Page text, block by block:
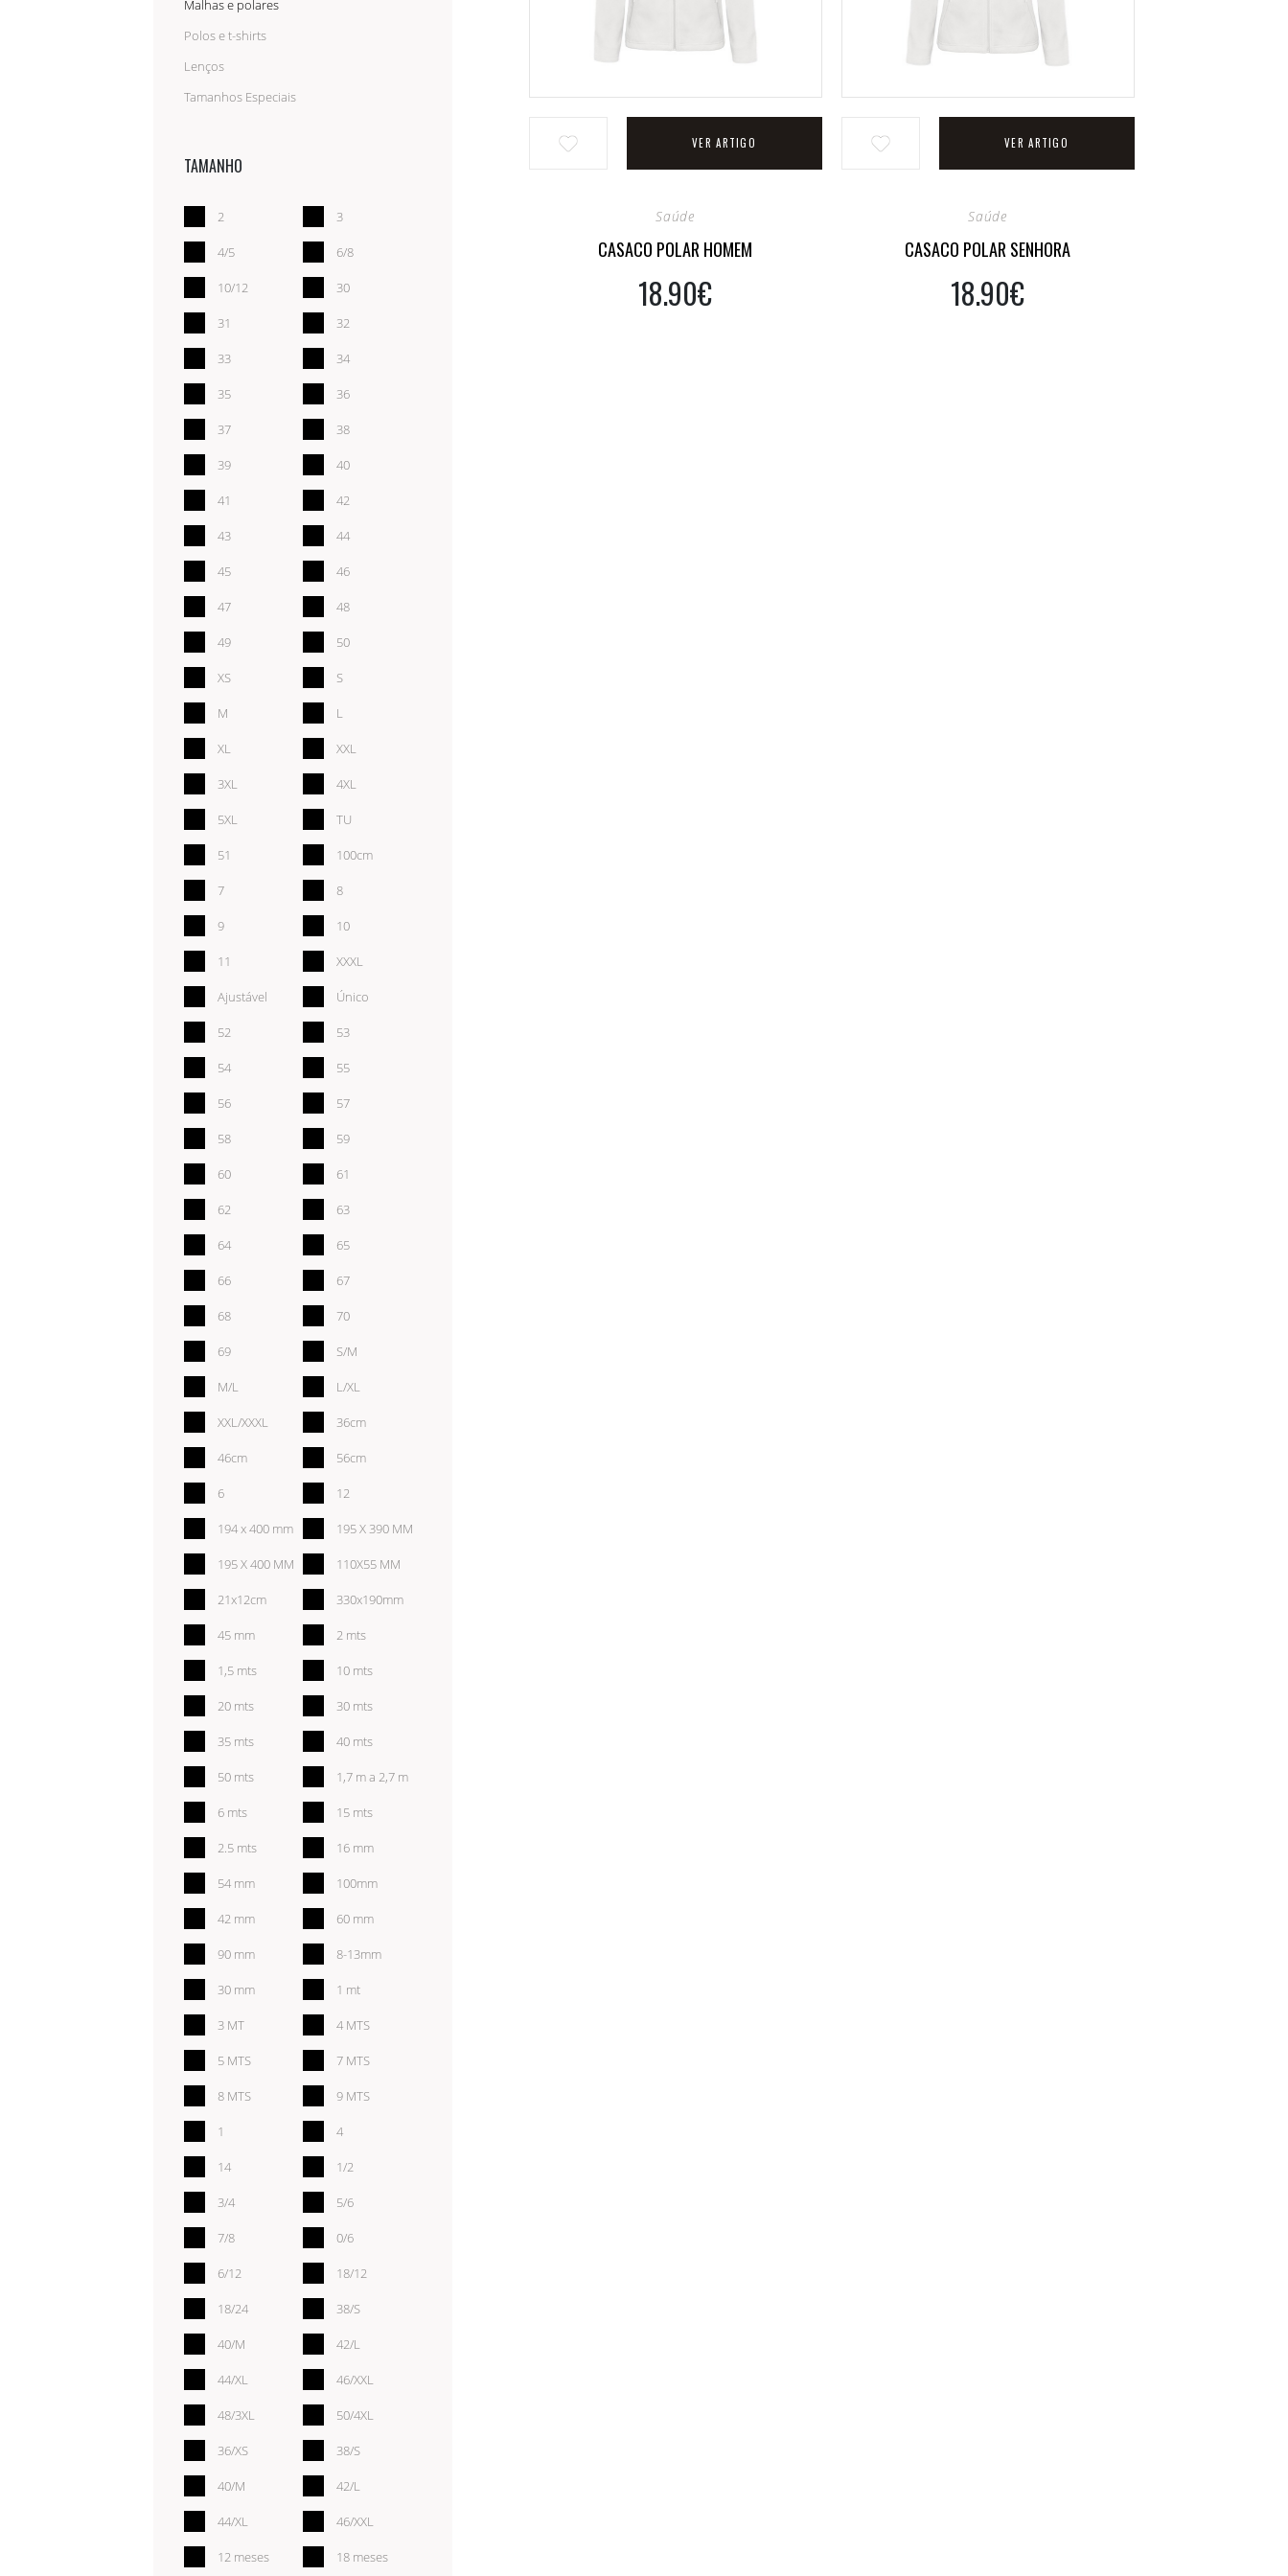
fatos e jardineiras
batas e aventais
camisas e blusas
Malhas e polares
Polos e t-shirts
Lenços
Tamanhos Especiais
TAMANHO
2 3
4/5 6/8
10/12 30
31 32
33 34
35 36
37 38
39 40
41 42
43 44
45 46
47 48
49 50
XS S
M L
XL XXL
3XL 4XL
5XL TU
51 100cm
7 8
9 10
11 XXXL
Ajustável Único
52 53
54 55
56 57
58 59
60 61
62 63
64 65
66 67
68 70
69 S/M
M/L L/XL
XXL/XXXL 36cm
46cm 56cm
6 12
194 x 400 mm 195 X 390 MM
195 X 400 MM 110X55 MM
21x12cm 330x190mm
45 mm 2 mts
1,5 mts 10 mts
20 mts 30 mts
35 mts 40 mts
50 mts 1,7 m a 2,7 m
6 mts 15 mts
2.5 mts 16 mm
54 mm 100mm
42 mm 60 mm
90 mm 8-13mm
30 mm 1 mt
3 MT 4 MTS
5 MTS 7 MTS
8 MTS 9 MTS
1 4
14 1/2
3/4 5/6
7/8 0/6
6/12 18/12
18/24 38/S
40/M 42/L
44/XL 46/XXL
48/3XL 50/4XL
36/XS 38/S
40/M 42/L
44/XL 46/XXL
12 meses 18 meses
VER ARTIGO
Saúde
CASACO POLAR HOMEM
18.90€
VER ARTIGO
Saúde
CASACO POLAR SENHORA
18.90€